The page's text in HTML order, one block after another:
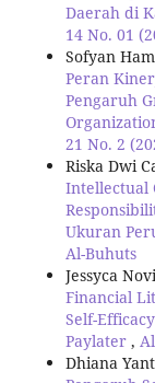
Daerah di
14 No. 01
Sofyan
Peran
Pengaruh
21 No. 2
Riska Dwi
Intellectual
Ukuran
Al-Buhuts
Jessyca
Financial
Self-
Paylater ,
Dhiana